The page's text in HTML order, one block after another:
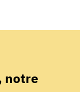
notre